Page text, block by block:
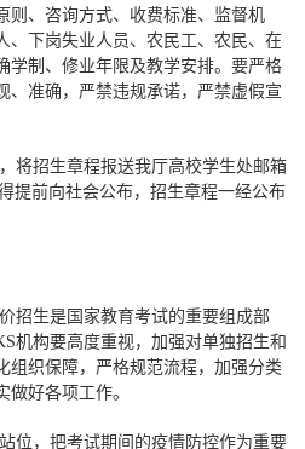
则、咨询方式、收费标准、监督机
、下岗失业人员、农民工、农民、在
学制、修业年限及教学安排。要严格
、准确，严禁违规承诺，严禁虚假宣
将招生章程报送我厅高校学生处邮箱
提前向社会公布，招生章程一经公布
招生是国家教育考试的重要组成部
机构要高度重视，加强对单独招生和
组织保障，严格规范流程，加强分类
好各项工作。
位，把考试期间的疫情防控作为重要